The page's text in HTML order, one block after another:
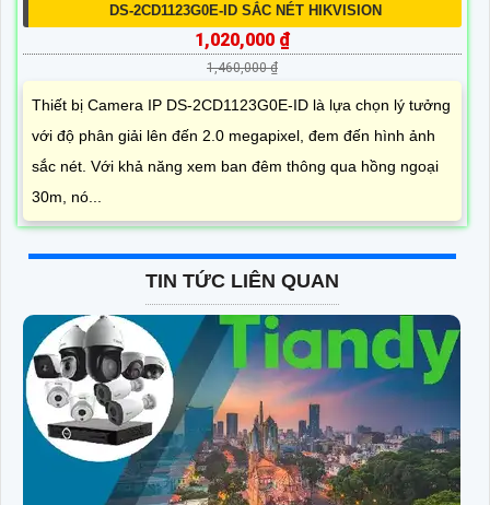
DS-2CD1123G0E-ID SẮC NÉT HIKVISION
1,020,000 ₫
1,460,000 ₫
Thiết bị Camera IP DS-2CD1123G0E-ID là lựa chọn lý tưởng
với độ phân giải lên đến 2.0 megapixel, đem đến hình ảnh
sắc nét. Với khả năng xem ban đêm thông qua hồng ngoại
30m, nó...
TIN TỨC LIÊN QUAN